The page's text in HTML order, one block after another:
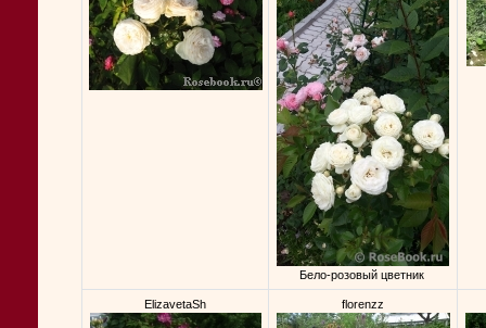
Бело-розовый цветник
ElizavetaSh florenzz